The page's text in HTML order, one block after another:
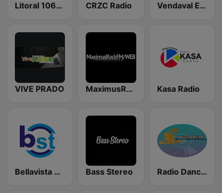
Litoral 1060 AM CRZC Radio Vendaval Estéreo
VIVE PRADO MaximusRockFM Kasa Radio
Bellavista Stereo Bass Stereo Radio Dance FM